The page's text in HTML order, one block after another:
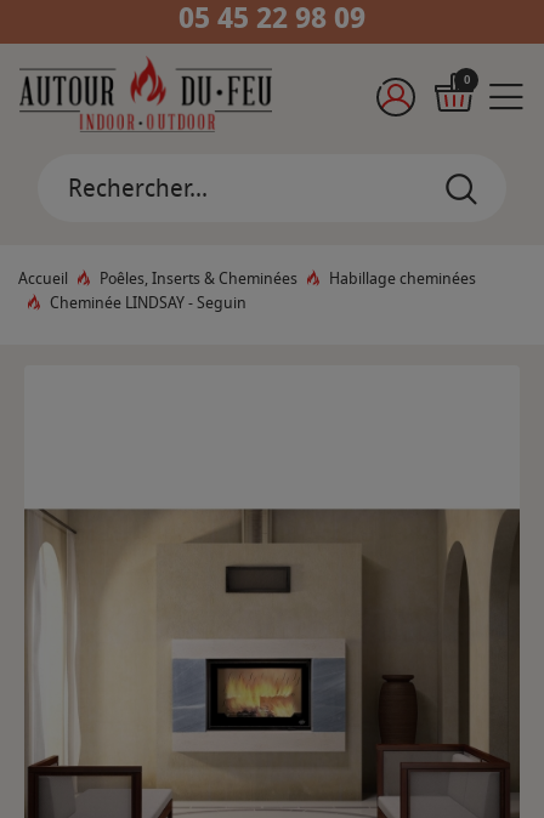
05 45 22 98 09
0
Accueil Poêles, Inserts & Cheminées
Habillage cheminées
Cheminée LINDSAY - Seguin